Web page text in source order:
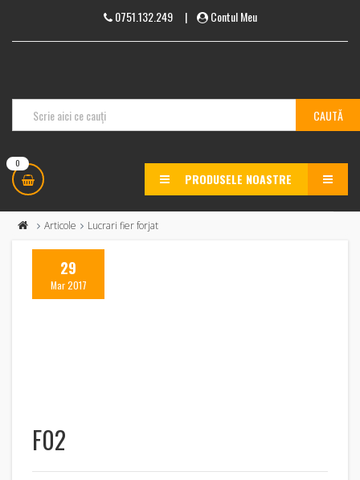
0751.132.249| Contul Meu
0
PRODUSELE NOASTRE MENU
Articole Lucrari fier forjat
29
Mar 2017
F02